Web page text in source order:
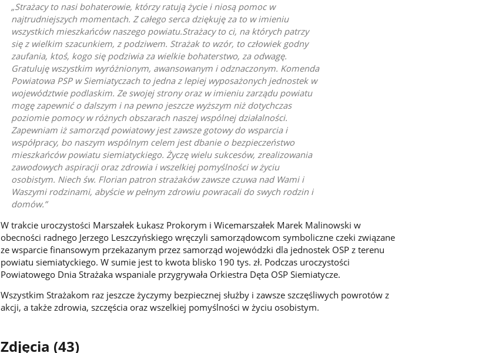
Strażacy to nasi bohaterowie, którzy ratują życie i niosą pomoc w
najtrudniejszych momentach. Z całego serca dziękuję za to w imieniu
wszystkich mieszkańców naszego powiatu.Strażacy to ci, na których patrzy
się z wielkim szacunkiem, z podziwem. Strażak to wzór, to człowiek godny
zaufania, ktoś, kogo się podziwia za wielkie bohaterstwo, za odwagę.
Gratuluję wszystkim wyróżnionym, awansowanym i odznaczonym. Komenda
Powiatowa PSP w Siemiatyczach to jedna z lepiej wyposażonych jednostek w
województwie podlaskim. Ze swojej strony oraz w imieniu zarządu powiatu
mogę zapewnić o dalszym i na pewno jeszcze wyższym niż dotychczas
poziomie pomocy w różnych obszarach naszej wspólnej działalności.
Zapewniam iż samorząd powiatowy jest zawsze gotowy do wsparcia i
współpracy, bo naszym wspólnym celem jest dbanie o bezpieczeństwo
mieszkańców powiatu siemiatyckiego. Życzę wielu sukcesów, zrealizowania
zawodowych aspiracji oraz zdrowia i wszelkiej pomyślności w życiu
osobistym. Niech św. Florian patron strażaków zawsze czuwa nad Wami i
Waszymi rodzinami, abyście w pełnym zdrowiu powracali do swych rodzin i
domów.
W trakcie uroczystości Marszałek Łukasz Prokorym i Wicemarszałek Marek Malinowski w
obecności radnego Jerzego Leszczyńskiego wręczyli samorządowcom symboliczne czeki związane
ze wsparcie finansowym przekazanym przez samorząd wojewódzki dla jednostek OSP z terenu
powiatu siemiatyckiego. W sumie jest to kwota blisko 190 tys. zł. Podczas uroczystości
Powiatowego Dnia Strażaka wspaniale przygrywała Orkiestra Dęta OSP Siemiatycze.
Wszystkim Strażakom raz jeszcze życzymy bezpiecznej służby i zawsze szczęśliwych powrotów z
akcji, a także zdrowia, szczęścia oraz wszelkiej pomyślności w życiu osobistym.
Zdjęcia (43)